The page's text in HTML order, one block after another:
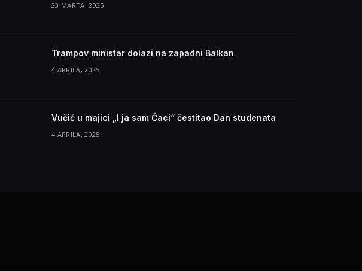
23 MARTA, 2025
Trampov ministar dolazi na zapadni Balkan
4 APRILA, 2025
Vučić u majici „I ja sam Ćaci“ čestitao Dan studenata
4 APRILA, 2025